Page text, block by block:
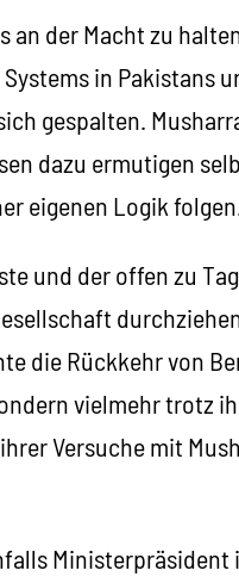
der Macht zu
in Pakistans
gespalten.
dazu ermutigen
eigenen Logik folgen.
und der offen zu
die Rückkehr von
vielmehr trotz
Versuche mit
Ministerpräsident